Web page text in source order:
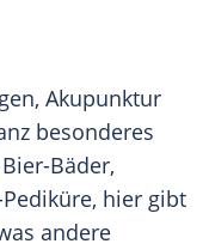
Akupunktur
besonderes
Bäder,
hier gibt
andere